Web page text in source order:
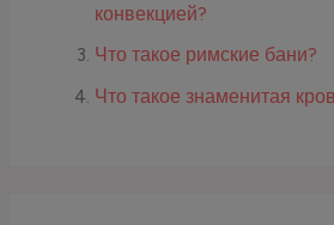
конвекцией?
Что такое римские бани?
Что такое знаменитая